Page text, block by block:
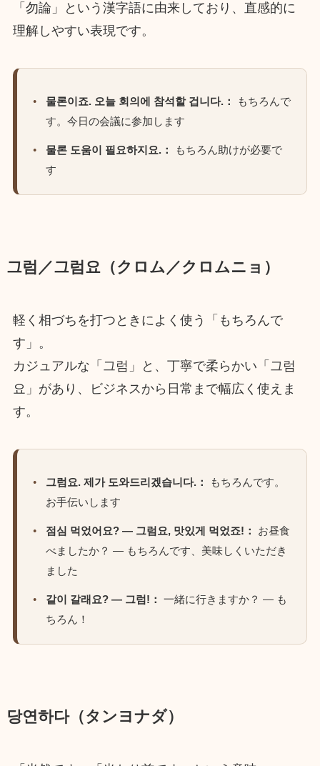
「勿論」という漢字語に由来しており、直感的に
理解しやすい表現です。
물론이죠. 오늘 회의에 참석할 겁니다.：
もちろんで
す。今日の会議に参加します
물론 도움이 필요하지요.：
もちろん助けが必要で
す
그럼／그럼요（クロム／クロムニョ）
軽く相づちを打つときによく使う「もちろんで
す」。
カジュアルな「그럼」と、丁寧で柔らかい「그럼
요」があり、ビジネスから日常まで幅広く使えま
す。
그럼요. 제가 도와드리겠습니다.：
もちろんです。
お手伝いします
점심 먹었어요? — 그럼요, 맛있게 먹었죠!：
お昼食
べましたか？ — もちろんです、美味しくいただき
ました
같이 갈래요? — 그럼!： 一緒に行きますか？ — も
ちろん！
당연하다（タンヨナダ）